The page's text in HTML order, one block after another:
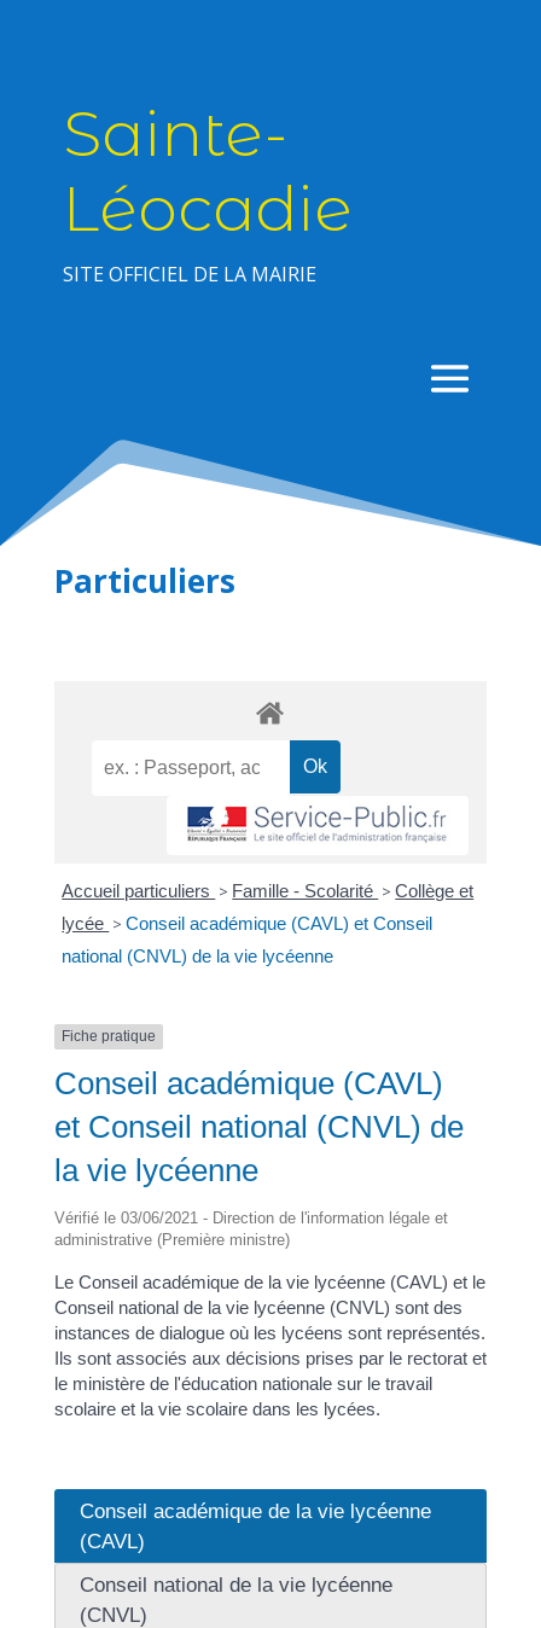
Sainte-
Léocadie
SITE OFFICIEL DE LA MAIRIE
Particuliers
Accueil particuliers > Famille - Scolarité > Collège et
lycée > Conseil académique (CAVL) et Conseil
national (CNVL) de la vie lycéenne
Fiche pratique
Conseil académique (CAVL)
et Conseil national (CNVL) de
la vie lycéenne
Vérifié le 03/06/2021 - Direction de l'information légale et
administrative (Première ministre)
Le Conseil académique de la vie lycéenne (CAVL) et le
Conseil national de la vie lycéenne (CNVL) sont des
instances de dialogue où les lycéens sont représentés.
Ils sont associés aux décisions prises par le rectorat et
le ministère de l'éducation nationale sur le travail
scolaire et la vie scolaire dans les lycées.
Conseil académique de la vie lycéenne
(CAVL)
Conseil national de la vie lycéenne
(CNVL)